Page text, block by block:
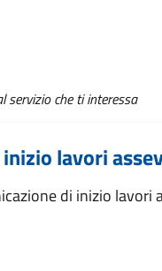
servizio che ti interessa
lavori
di inizio lavori